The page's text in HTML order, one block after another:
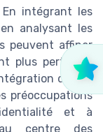
intégrant les
analysant les
peuvent affiner
plus pertinent
de ces
préoccupations
et à
centre des